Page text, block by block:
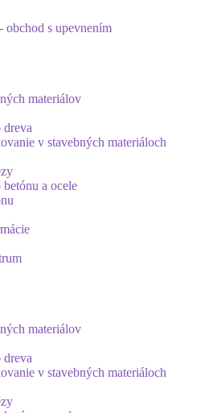
materiálov
v stavebných materiáloch
a ocele
materiálov
v stavebných materiáloch